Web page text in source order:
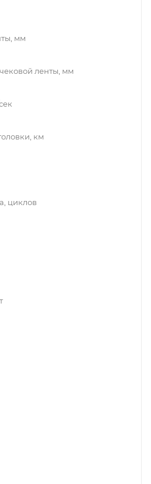
мм
ленты, мм
км
циклов